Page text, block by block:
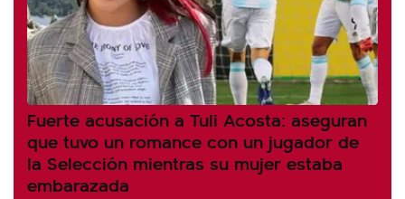
Fuerte acusación a Tuli Acosta: aseguran
que tuvo un romance con un jugador de
la Selección mientras su mujer estaba
embarazada